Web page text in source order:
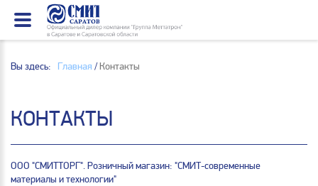
Вы здесь: Главная /Контакты
КОНТАКТЫ
ООО "СМИТТОРГ". Розничный магазин: "СМИТ-современные
материалы и технологии"